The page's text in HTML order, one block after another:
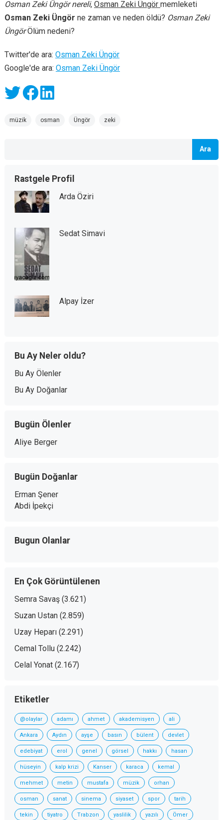
Osman Zeki Üngör nereli, Osman Zeki Üngör memleketi
Osman Zeki Üngör ne zaman ve neden öldü? Osman Zeki
ÜngörÖlüm nedeni?
Twitter'de ara: Osman Zeki Üngör
Google'de ara: Osman Zeki Üngör
müzik osman Üngör zeki
Ara
Rastgele Profil
Arda Öziri
Sedat Simavi
Alpay İzer
Bu Ay Neler oldu?
Bu Ay Ölenler
Bu Ay Doğanlar
Bugün Ölenler
Aliye Berger
Bugün Doğanlar
Erman Şener
Abdi İpekçi
Bugun Olanlar
En Çok Görüntülenen
Semra Savaş (3.621)
Suzan Ustan (2.859)
Uzay Heparı (2.291)
Cemal Tollu (2.242)
Celal Yonat (2.167)
Etiketler
@olaylar adamı ahmet akademisyen ali
Ankara Aydın ayşe basın bülent devlet
edebiyat erol genel görsel hakkı hasan
hüseyin kalp krizi Kanser karaca kemal
mehmet metin mustafa müzik orhan
osman sanat sinema siyaset spor tarih
tekin tiyatro Trabzon yaslilik yazılı Ömer